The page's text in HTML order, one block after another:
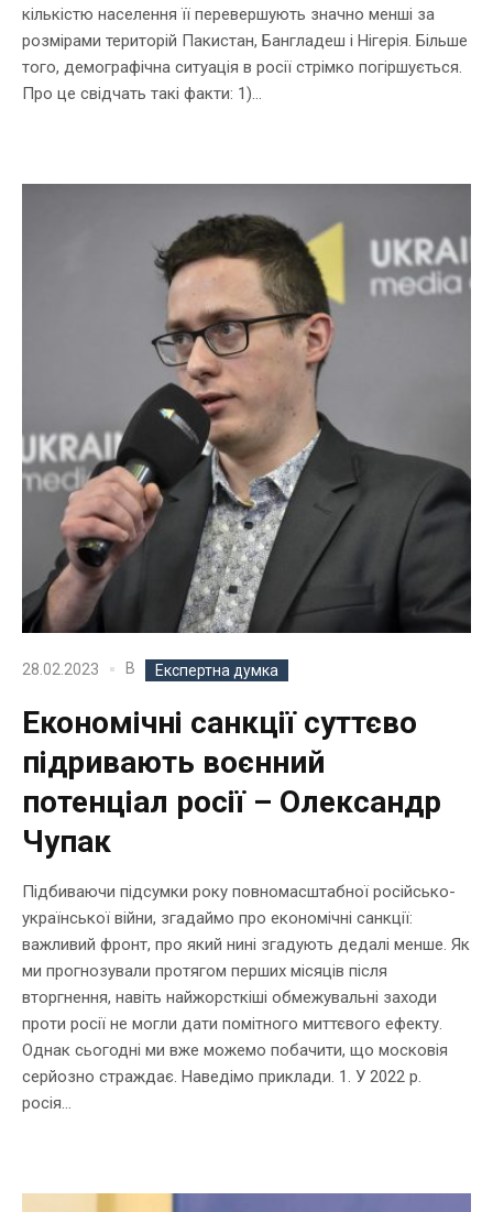
кількістю населення її перевершують значно менші за
розмірами територій Пакистан, Бангладеш і Нігерія. Більше
того, демографічна ситуація в росії стрімко погіршується.
Про це свідчать такі факти: 1)...
28.02.2023 В Експертна думка
Економічні санкції суттєво
підривають воєнний
потенціал росії – Олександр
Чупак
Підбиваючи підсумки року повномасштабної російсько-
української війни, згадаймо про економічні санкції:
важливий фронт, про який нині згадують дедалі менше. Як
ми прогнозували протягом перших місяців після
вторгнення, навіть найжорсткіші обмежувальні заходи
проти росії не могли дати помітного миттєвого ефекту.
Однак сьогодні ми вже можемо побачити, що московія
серйозно страждає. Наведімо приклади. 1. У 2022 р.
росія...